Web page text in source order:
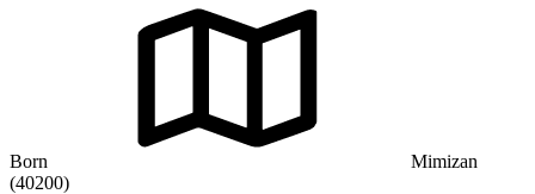
Born
Mimizan
(40200)